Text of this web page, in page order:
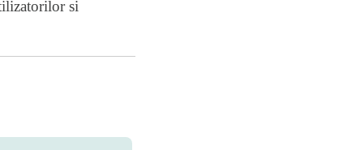
si